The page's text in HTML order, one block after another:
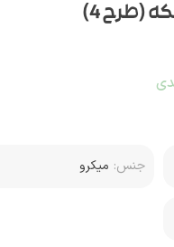
(طرح 4)
جنس: میکرو